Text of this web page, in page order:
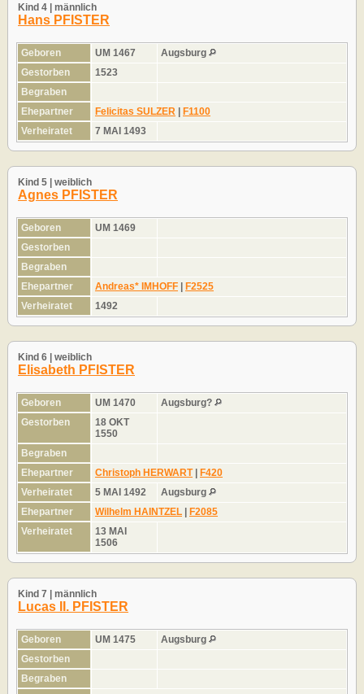
Kind 4 | männlich
Hans PFISTER
Geboren UM 1467
Augsburg
Gestorben
1523
Begraben
Ehepartner
Felicitas SULZER | F1100
Verheiratet
7 MAI 1493
Kind 5 | weiblich
Agnes PFISTER
Geboren
UM 1469
Gestorben
Begraben
Ehepartner
Andreas* IMHOFF | F2525
Verheiratet
1492
Kind 6 | weiblich
Elisabeth PFISTER
Geboren UM 1470
Augsburg?
Gestorben
18 OKT
1550
Begraben
Ehepartner
Christoph HERWART| F420
Verheiratet
5 MAI 1492
Augsburg
Ehepartner
Wilhelm HAINTZEL | F2085
Verheiratet
13 MAI
1506
Kind 7 | männlich
Lucas II. PFISTER
Geboren UM 1475
Augsburg
Gestorben
Begraben